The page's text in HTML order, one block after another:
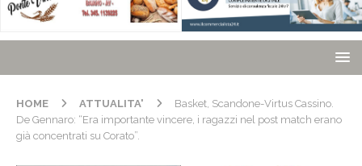
HOME ATTUALITA'
Basket, Scandone-Virtus Cassino.
De Gennaro: “Era importante vincere, i ragazzi nel post match erano
già concentrati su Corato”.